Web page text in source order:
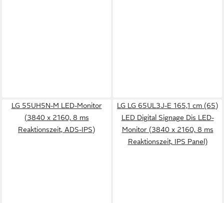
LG 55UH5N-M LED-Monitor
(3840 x 2160, 8 ms
Reaktionszeit, ADS-IPS)
LG LG 65UL3J-E 165,1 cm (65)
LED Digital Signage Dis LED-
Monitor (3840 x 2160, 8 ms
Reaktionszeit, IPS Panel)